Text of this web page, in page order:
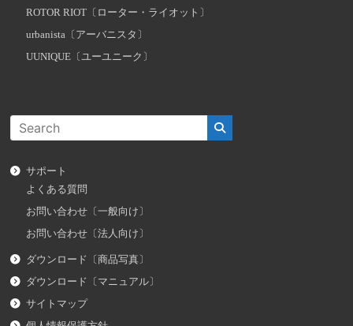
ROTOR RIOT〔ローター・ライオット〕
urbanista〔アーバニスタ〕
UUNIQUE〔ユーユニーク〕
サポート
よくある質問
お問い合わせ〔一般向け〕
お問い合わせ〔法人向け〕
ダウンロード〔商品写真〕
ダウンロード〔マニュアル〕
サイトマップ